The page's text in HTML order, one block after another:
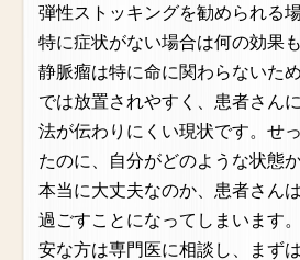
弾性ストッキングを勧められる
特に症状がない場合は何の効果
静脈瘤は特に命に関わらないた
では放置されやすく、患者さん
法が伝わりにくい現状です。せ
たのに、自分がどのような状態
本当に大丈夫なのか、患者さん
過ごすことになってしまいます
安な方は専門医に相談し、まず